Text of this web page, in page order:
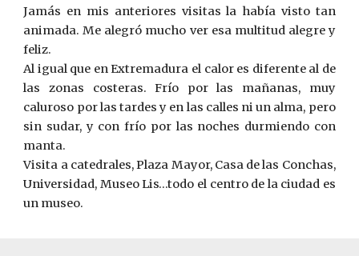
Jamás en mis anteriores visitas la había visto tan
animada. Me alegró mucho ver esa multitud alegre y
feliz.
Al igual que en Extremadura el calor es diferente al de
las zonas costeras. Frío por las mañanas, muy
caluroso por las tardes y en las calles ni un alma, pero
sin sudar, y con frío por las noches durmiendo con
manta.
Visita a catedrales, Plaza Mayor, Casa de las Conchas,
Universidad, Museo Lis…todo el centro de la ciudad es
un museo.